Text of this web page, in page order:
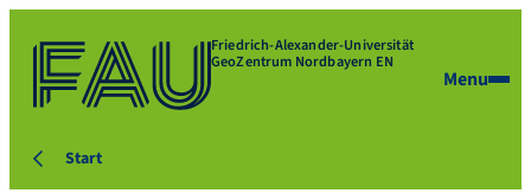
Friedrich-Alexander-Universität
GeoZentrum Nordbayern EN
Menu
Start